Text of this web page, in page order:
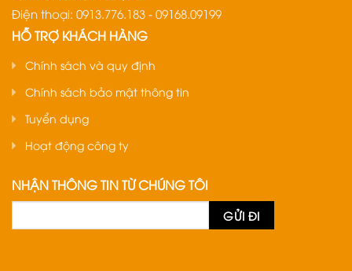
Điện thoại: 0913.776.183 - 09168.09199
HỖ TRỢ KHÁCH HÀNG
Chính sách và quy định
Chính sách bảo mật thông tin
Tuyển dụng
Hoạt động công ty
NHẬN THÔNG TIN TỪ CHÚNG TÔI